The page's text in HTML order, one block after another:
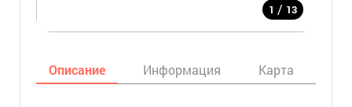
1 / 13
Описание Информация Карта